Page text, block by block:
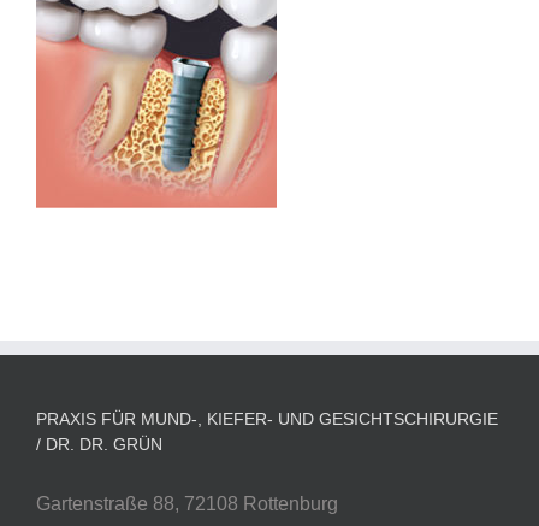
PRAXIS FÜR MUND-, KIEFER- UND GESICHTSCHIRURGIE
/ DR. DR. GRÜN
Gartenstraße 88, 72108 Rottenburg